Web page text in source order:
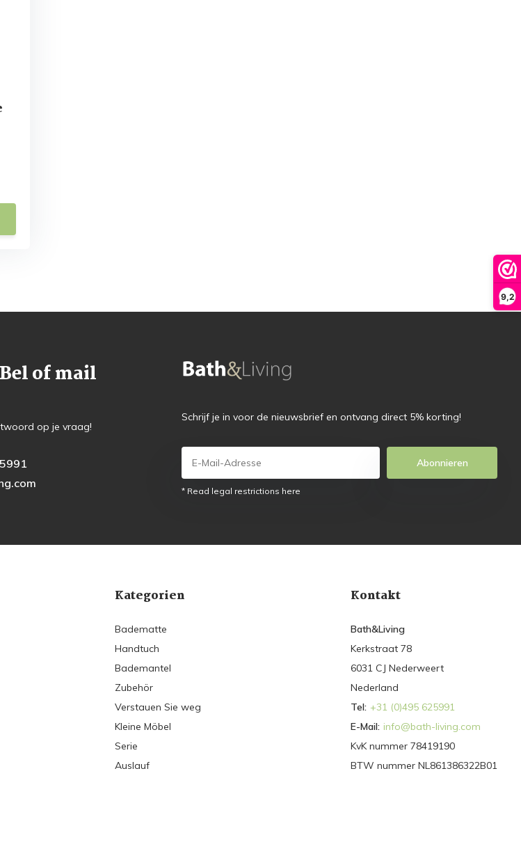
9,2
of mail
op je vraag!
Schrijf je in voor de nieuwsbrief en ontvang direct 5% korting!
Abonnieren
* Read legal restrictions here
Kategorien
Badematte
Handtuch
Bademantel
Zubehör
Verstauen Sie weg
Kleine Möbel
Serie
Auslauf
Kontakt
Bath&Living
Kerkstraat 78
6031 CJ Nederweert
Nederland
Tel: +31 (0)495 625991
E-Mail: info@bath-living.com
KvK nummer 78419190
BTW nummer NL861386322B01